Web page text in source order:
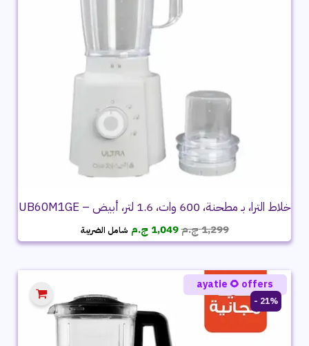
خلاط الترا، بـ مطحنة، 600 وات، 1.6 لتر، أبيض – UB60M1GE
1,299ج.مالسعر
الأصلي
1,299 ج.م.
1,049 ج.م السعر
الحالي
1,049 ج.م.
شامل الضريبة
21% -
ayatie 🌻 offers